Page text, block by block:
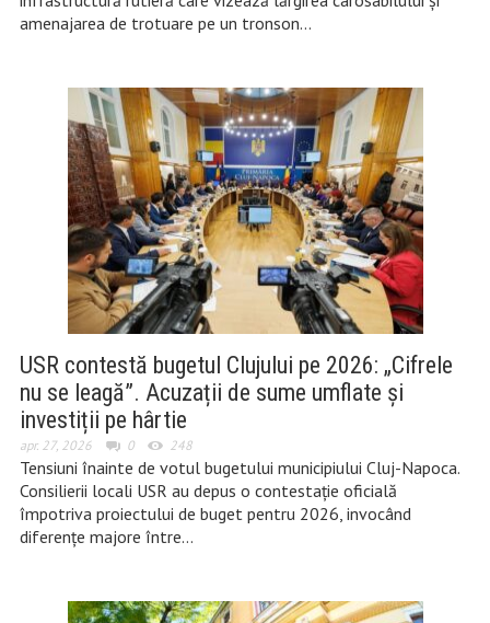
amenajarea de trotuare pe un tronson…
USR contestă bugetul Clujului pe 2026: „Cifrele
nu se leagă”. Acuzații de sume umflate și
investiții pe hârtie
apr. 27, 2026 0 248
Tensiuni înainte de votul bugetului municipiului Cluj-Napoca.
Consilierii locali USR au depus o contestație oficială
împotriva proiectului de buget pentru 2026, invocând
diferențe majore între…